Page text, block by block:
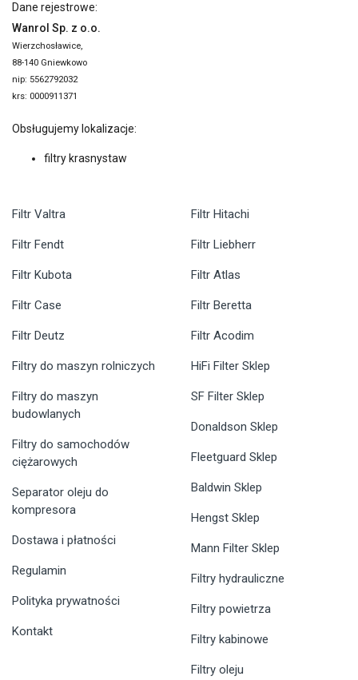
Dane rejestrowe:
Wanrol Sp. z o.o.
Wierzchosławice,
88-140 Gniewkowo
nip: 5562792032
krs: 0000911371
Obsługujemy lokalizacje:
filtry krasnystaw
Filtr Valtra
Filtr Fendt
Filtr Kubota
Filtr Case
Filtr Deutz
Filtr Hitachi
Filtr Liebherr
Filtr Atlas
Filtr Beretta
Filtr Acodim
Filtry do maszyn rolniczych
Filtry do maszyn
budowlanych
Filtry do samochodów
ciężarowych
Separator oleju do
kompresora
Dostawa i płatności
Regulamin
Polityka prywatności
Kontakt
HiFi Filter Sklep
SF Filter Sklep
Donaldson Sklep
Fleetguard Sklep
Baldwin Sklep
Hengst Sklep
Mann Filter Sklep
Filtry hydrauliczne
Filtry powietrza
Filtry kabinowe
Filtry oleju